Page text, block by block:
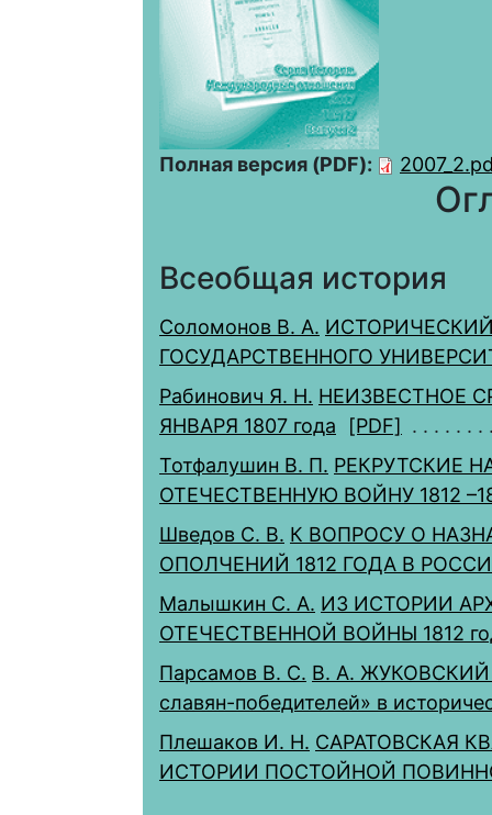
Полная версия (PDF):
Всеобщая история
Соломонов В. А.
ГОСУДАРСТВЕННОГО
Рабинович Я. Н. НЕИЗВЕСТНОЕ
ЯНВАРЯ 1807 года
[PDF]
Тотфалушин В. П. РЕКРУТСКИЕ
ОТЕЧЕСТВЕННУЮ ВОЙНУ 1812
Шведов С. В. К ВОПРОСУ О
ОПОЛЧЕНИЙ 1812 ГОДА В
Малышкин С. А. ИЗ ИСТОРИИ
ОТЕЧЕСТВЕННОЙ ВОЙНЫ 1812
Парсамов В. С. В. А. ЖУКОВСКИЙ
славян-победителей» в
Плешаков И. Н. САРАТОВСКАЯ
ИСТОРИИ ПОСТОЙНОЙ